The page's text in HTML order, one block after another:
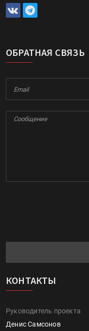
ОБРАТНАЯ СВЯЗЬ
КОНТАКТЫ
Руководитель проекта
Денис Самсонов